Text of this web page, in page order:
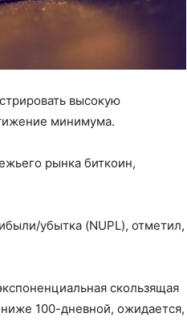
высокую
минимума.
рынка биткоин,
убытка (NUPL), отметил,
скользящая
100-дневной, ожидается,